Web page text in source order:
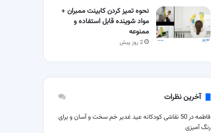
نحوه تمیز کردن کابینت ممبران +
مواد شوینده قابل استفاده و
ممنوعه
2 روز پیش
آخرین نظرات
فاطمهدر
50 نقاشی کودکانه عید غدیر خم سخت و آسان و برای
رنگ آمیزی